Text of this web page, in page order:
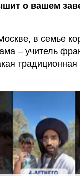
о вашем
в семье
– учитель
традиционная